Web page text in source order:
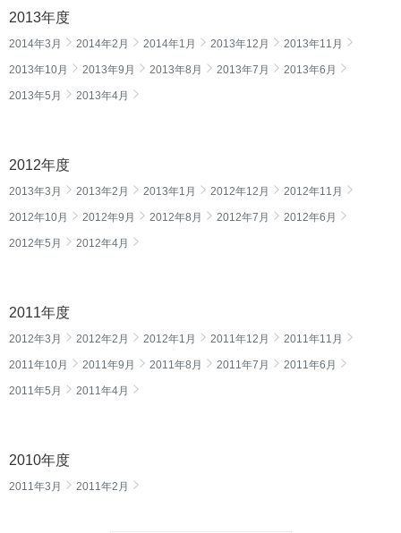
2013年度
2014年3月 2014年2月 2014年1月 2013年12月 2013年11月
2013年10月 2013年9月 2013年8月 2013年7月 2013年6月
2013年5月 2013年4月
2012年度
2013年3月 2013年2月 2013年1月 2012年12月 2012年11月
2012年10月 2012年9月 2012年8月 2012年7月 2012年6月
2012年5月 2012年4月
2011年度
2012年3月 2012年2月 2012年1月 2011年12月 2011年11月
2011年10月 2011年9月 2011年8月 2011年7月 2011年6月
2011年5月 2011年4月
2010年度
2011年3月 2011年2月